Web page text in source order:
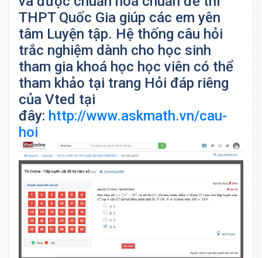
THPT Quốc Gia giúp các em yên
tâm Luyện tập. Hệ thống câu hỏi
trắc nghiệm dành cho học sinh
tham gia khoá học học viên có thể
tham khảo tại trang Hỏi đáp riêng
của Vted tại
đây: http://www.askmath.vn/cau-
hoi